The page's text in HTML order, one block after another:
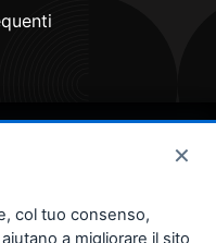
. All rights reserved
×
col tuo consenso,
a migliorare il sito